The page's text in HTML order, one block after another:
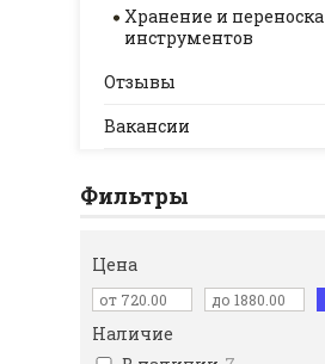
Хранение и переноска
инструментов
Отзывы
Вакансии
Фильтры
Цена
Наличие